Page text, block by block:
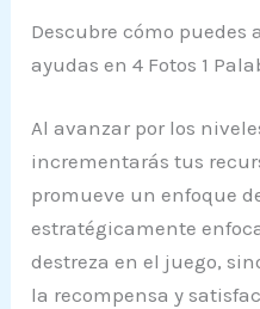
Descubre cómo puedes
ayudas en 4 Fotos 1
Al avanzar por los
incrementarás tus
promueve un enfoque
estratégicamente
destreza en el juego,
la recompensa y